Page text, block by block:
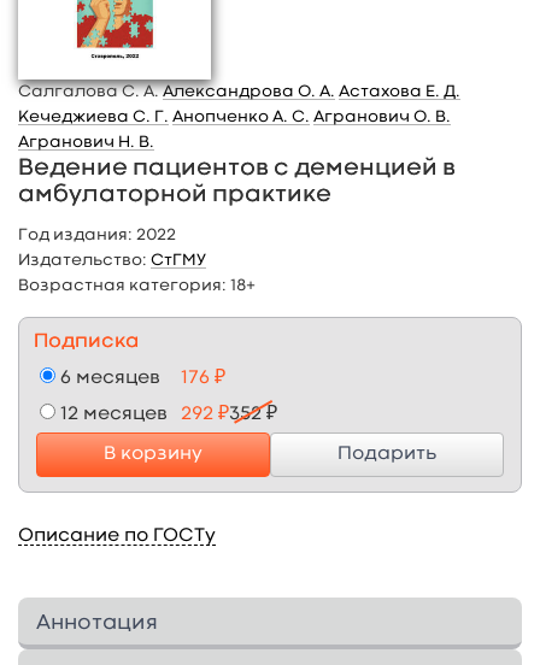
Салгалова С. А.Александрова О. А. Астахова Е. Д.
Кечеджиева С. Г. Анопченко А. С. Агранович О. В.
Агранович Н. В.
Ведение пациентов с деменцией в
амбулаторной практике
Год издания: 2022
Издательство: СтГМУ
Возрастная категория: 18+
Подписка
6 месяцев 176 ₽
12 месяцев 292 ₽352 ₽
В корзину Подарить
Описание по ГОСТу
Аннотация